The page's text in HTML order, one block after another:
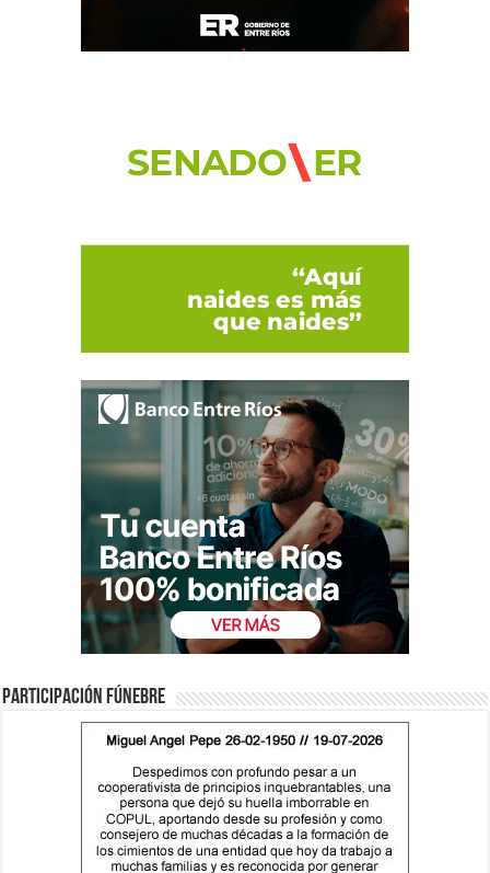
Participación fúnebre